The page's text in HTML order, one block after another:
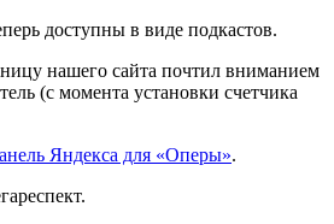
доступны в виде подкастов.
нашего сайта почтил вниманием
(с момента установки счетчика
Яндекса для «Оперы».